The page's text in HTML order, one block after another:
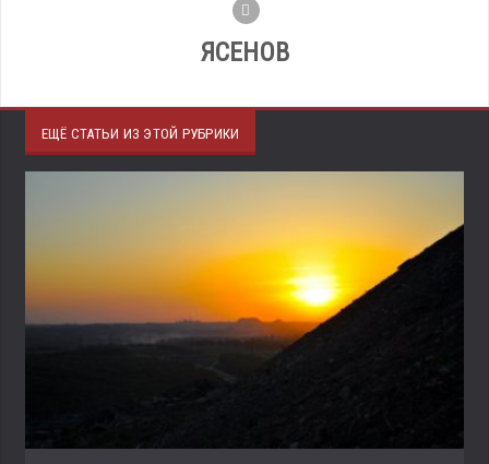
ЯСЕНОВ
ЕЩЁ СТАТЬИ ИЗ ЭТОЙ РУБРИКИ